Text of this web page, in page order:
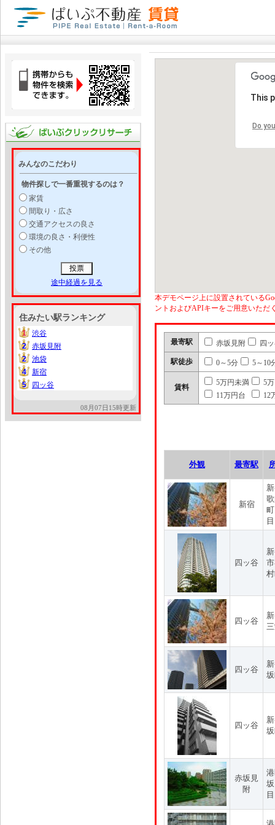
みんなのこだわり
物件探しで一番重視するのは？
家賃
間取り・広さ
交通アクセスの良さ
環境の良さ・利便性
その他
途中経過を見る
住みたい駅ランキング
1
1
渋谷
2
2
赤坂見附
2
2
池袋
4
4
新宿
5
5 四ッ谷
08月07日15時更新
This
Do
本デモページ上に設置されている
ントおよびAPIキーをご用意いただ
最寄駅 赤坂見附 四
駅徒歩 0～5分 5～10
賃料
5万円未満
5
11万円台
12
外観 最寄駅
新宿
目
四ッ谷
四ッ谷
四ッ谷
四ッ谷
赤坂見
附
目